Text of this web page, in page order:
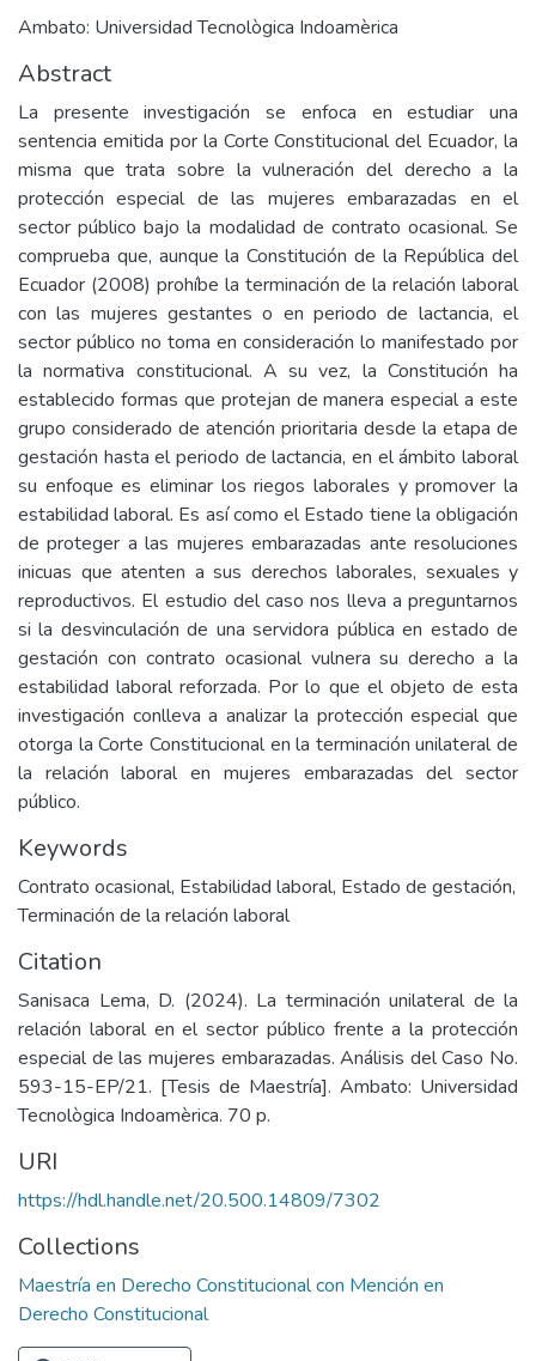
Ambato: Universidad Tecnològica Indoamèrica
Abstract
La presente investigación se enfoca en estudiar una
sentencia emitida por la Corte Constitucional del Ecuador, la
misma que trata sobre la vulneración del derecho a la
protección especial de las mujeres embarazadas en el
sector público bajo la modalidad de contrato ocasional. Se
comprueba que, aunque la Constitución de la República del
Ecuador (2008) prohíbe la terminación de la relación laboral
con las mujeres gestantes o en periodo de lactancia, el
sector público no toma en consideración lo manifestado por
la normativa constitucional. A su vez, la Constitución ha
establecido formas que protejan de manera especial a este
grupo considerado de atención prioritaria desde la etapa de
gestación hasta el periodo de lactancia, en el ámbito laboral
su enfoque es eliminar los riegos laborales y promover la
estabilidad laboral. Es así como el Estado tiene la obligación
de proteger a las mujeres embarazadas ante resoluciones
inicuas que atenten a sus derechos laborales, sexuales y
reproductivos. El estudio del caso nos lleva a preguntarnos
si la desvinculación de una servidora pública en estado de
gestación con contrato ocasional vulnera su derecho a la
estabilidad laboral reforzada. Por lo que el objeto de esta
investigación conlleva a analizar la protección especial que
otorga la Corte Constitucional en la terminación unilateral de
la relación laboral en mujeres embarazadas del sector
público.
Keywords
Contrato ocasional, Estabilidad laboral, Estado de gestación,
Terminación de la relación laboral
Citation
Sanisaca Lema, D. (2024). La terminación unilateral de la
relación laboral en el sector público frente a la protección
especial de las mujeres embarazadas. Análisis del Caso No.
593-15-EP/21. [Tesis de Maestría]. Ambato: Universidad
Tecnològica Indoamèrica. 70 p.
URI
https://hdl.handle.net/20.500.14809/7302
Collections
Maestría en Derecho Constitucional con Mención en
Derecho Constitucional